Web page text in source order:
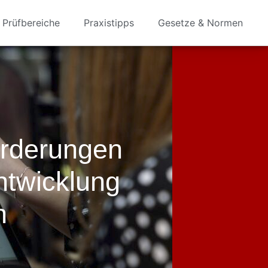
Prüfbereiche Praxistipps Gesetze & Normen